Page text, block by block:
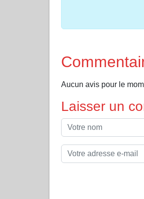
Aucun avis pour le
Laisser un